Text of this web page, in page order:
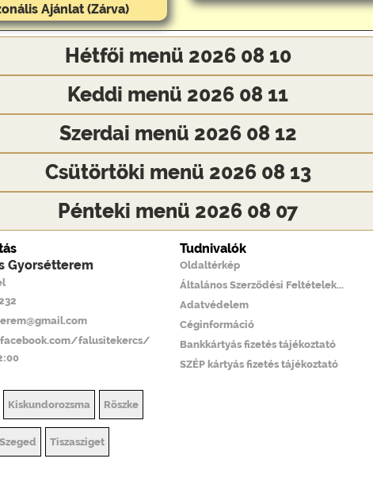
Ajánlat (Zárva)
Hétfői menü 2026 08 10
Keddi menü 2026 08 11
Szerdai menü 2026 08 12
Csütörtöki menü 2026 08 13
Pénteki menü 2026 08 07
Gyorsétterem
falusitekercs/
Kiskundorozsma Röszke
Szeged Tiszasziget
Tudnivalók
Oldaltérkép
Általános Szerződési Feltételek...
Adatvédelem
Céginformáció
Bankkártyás fizetés tájékoztató
SZÉP kártyás fizetés tájékoztató